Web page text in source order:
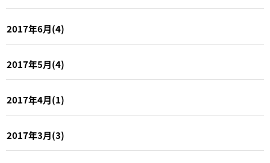
2017年6月(4)
2017年5月(4)
2017年4月(1)
2017年3月(3)